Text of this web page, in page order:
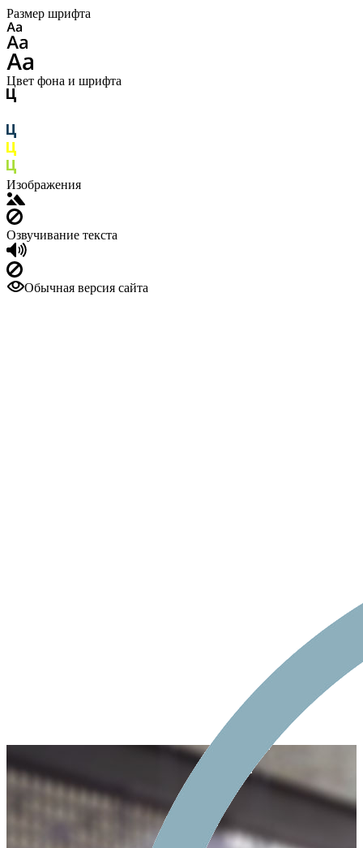
Размер шрифта
Цвет фона и шрифта
Изображения
Озвучивание текста
Обычная версия сайта